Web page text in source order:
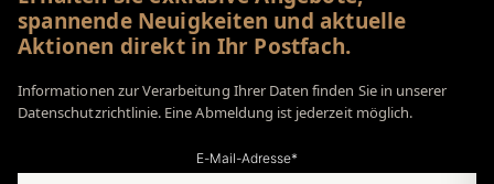
spannende Neuigkeiten und aktuelle
Aktionen direkt in Ihr Postfach.
Informationen zur Verarbeitung Ihrer Daten finden Sie in unserer
Datenschutzrichtlinie. Eine Abmeldung ist jederzeit möglich.
E-Mail-Adresse*